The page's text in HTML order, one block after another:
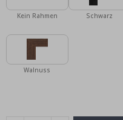
Kein Rahmen Schwarz
Walnuss